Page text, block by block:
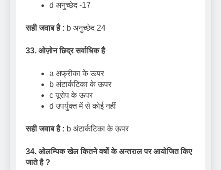
d अनुच्छेद -17
सही जवाब है : b अनुच्छेद 24
33. ओज़ोन छिद्र सर्वाधिक है
a अफ्रीका के ऊपर
b अंटार्कटिका के ऊपर
c यूरोप के ऊपर
d उपर्युक्त में से कोई नहीं
सही जवाब है : b अंटार्कटिका के ऊपर
34. ओलम्पिक खेल कितने वर्षो के अन्तराल पर आयोजित किए
जाते है ?